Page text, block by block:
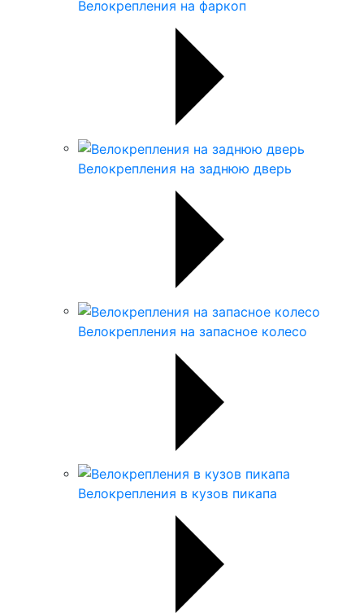
Велокрепления на фаркоп
Велокрепления на заднюю дверь
Велокрепления на запасное колесо
Велокрепления в кузов пикапа